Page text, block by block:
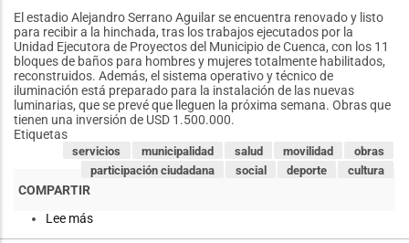
El estadio Alejandro Serrano Aguilar se encuentra renovado y listo
para recibir a la hinchada, tras los trabajos ejecutados por la
Unidad Ejecutora de Proyectos del Municipio de Cuenca, con los 11
bloques de baños para hombres y mujeres totalmente habilitados,
reconstruidos. Además, el sistema operativo y técnico de
iluminación está preparado para la instalación de las nuevas
luminarias, que se prevé que lleguen la próxima semana. Obras que
tienen una inversión de USD 1.500.000.
Etiquetas
obras
movilidad
salud
municipalidad
servicios
cultura
deporte
social
participación ciudadana
Lee más